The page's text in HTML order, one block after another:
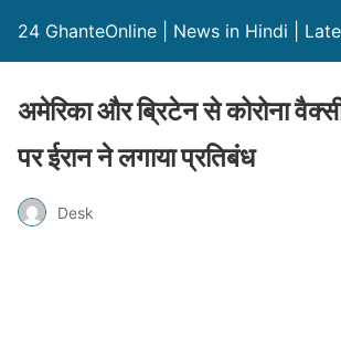
24 GhanteOnline | News in Hindi |
अमेरिका और ब्रिटेन से कोरोना
पर ईरान ने लगाया प्रतिबंध
Desk